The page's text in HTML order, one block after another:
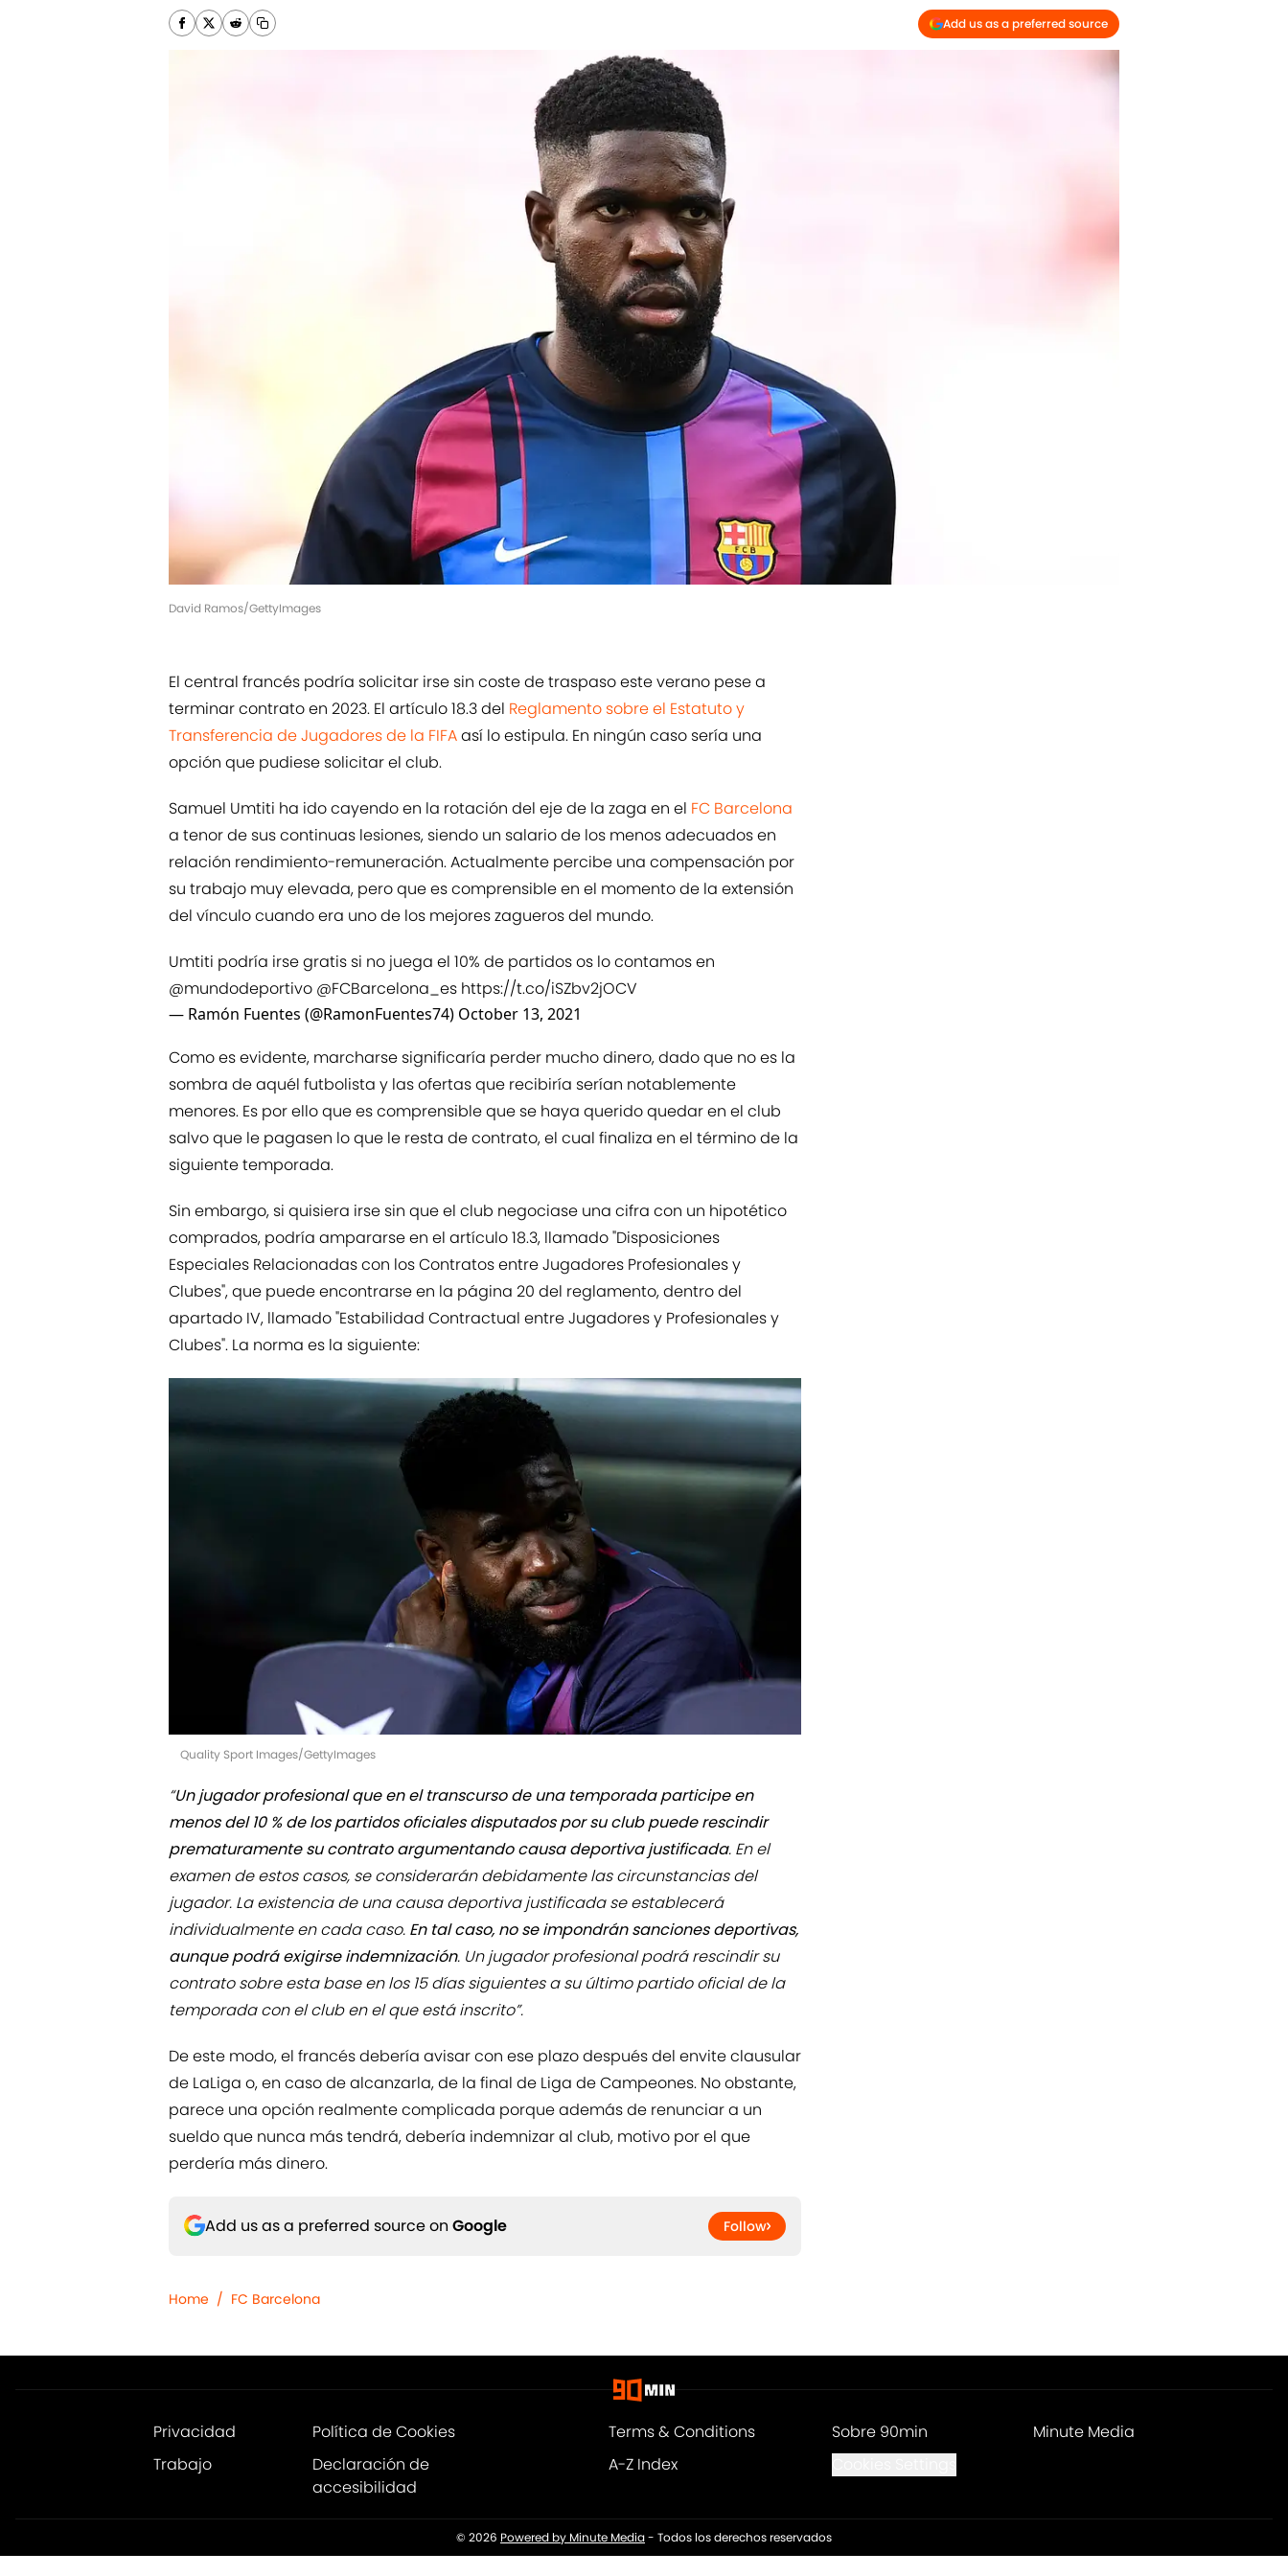
Add us as a preferred source
David Ramos/GettyImages
El central francés podría solicitar irse sin coste de traspaso este verano pese a
terminar contrato en 2023. El artículo 18.3 del Reglamento sobre el Estatuto y
Transferencia de Jugadores de la FIFAasí lo estipula. En ningún caso sería una
opción que pudiese solicitar el club.
Samuel Umtiti ha ido cayendo en la rotación del eje de la zaga en el FC Barcelona
a tenor de sus continuas lesiones, siendo un salario de los menos adecuados en
relación rendimiento-remuneración. Actualmente percibe una compensación por
su trabajo muy elevada, pero que es comprensible en el momento de la extensión
del vínculo cuando era uno de los mejores zagueros del mundo.
Umtiti podría irse gratis si no juega el 10% de partidos os lo contamos en
@mundodeportivo @FCBarcelona_es https://t.co/iSZbv2jOCV
— Ramón Fuentes (@RamonFuentes74) October 13, 2021
Como es evidente, marcharse significaría perder mucho dinero, dado que no es la
sombra de aquél futbolista y las ofertas que recibiría serían notablemente
menores. Es por ello que es comprensible que se haya querido quedar en el club
salvo que le pagasen lo que le resta de contrato, el cual finaliza en el término de la
siguiente temporada.
Sin embargo, si quisiera irse sin que el club negociase una cifra con un hipotético
comprados, podría ampararse en el artículo 18.3, llamado "Disposiciones
Especiales Relacionadas con los Contratos entre Jugadores Profesionales y
Clubes", que puede encontrarse en la página 20 del reglamento, dentro del
apartado IV, llamado "Estabilidad Contractual entre Jugadores y Profesionales y
Clubes". La norma es la siguiente:
Quality Sport Images/GettyImages
“Un jugador profesional que en el transcurso de una temporada participe en
menos del 10 % de los partidos oficiales disputados por su club puede rescindir
prematuramente su contrato argumentando causa deportiva justificada. En el
examen de estos casos, se considerarán debidamente las circunstancias del
jugador. La existencia de una causa deportiva justificada se establecerá
individualmente en cada caso. En tal caso, no se impondrán sanciones deportivas,
aunque podrá exigirse indemnización. Un jugador profesional podrá rescindir su
contrato sobre esta base en los 15 días siguientes a su último partido oficial de la
temporada con el club en el que está inscrito”.
De este modo, el francés debería avisar con ese plazo después del envite clausular
de LaLiga o, en caso de alcanzarla, de la final de Liga de Campeones. No obstante,
parece una opción realmente complicada porque además de renunciar a un
sueldo que nunca más tendrá, debería indemnizar al club, motivo por el que
perdería más dinero.
Add us as a preferred source on Google Follow
Home / FC Barcelona
Privacidad Política de Cookies Terms & Conditions Sobre 90min
Minute Media
Trabajo
Declaración de
accesibilidad
A-Z Index
© 2026 Powered by Minute Media- Todos los derechos reservados